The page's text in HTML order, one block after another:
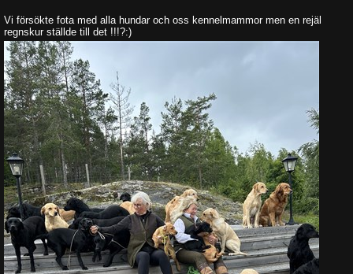
Vi försökte fota med alla hundar och oss kennelmammor men en rejäl
regnskur ställde till det !!!?:)